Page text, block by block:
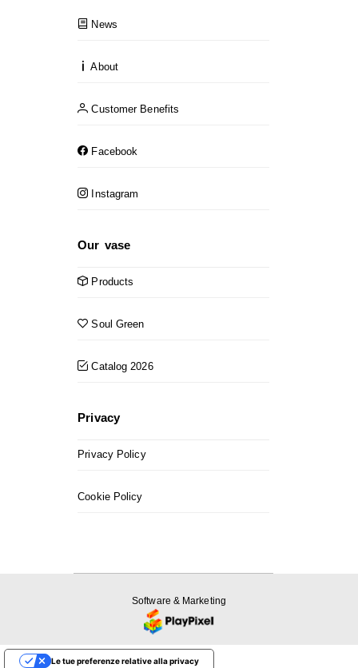
News
About
Customer Benefits
Facebook
Instagram
Our vase
Products
Soul Green
Catalog 2026
Privacy
Privacy Policy
Cookie Policy
Software & Marketing
Le tue preferenze relative alla privacy